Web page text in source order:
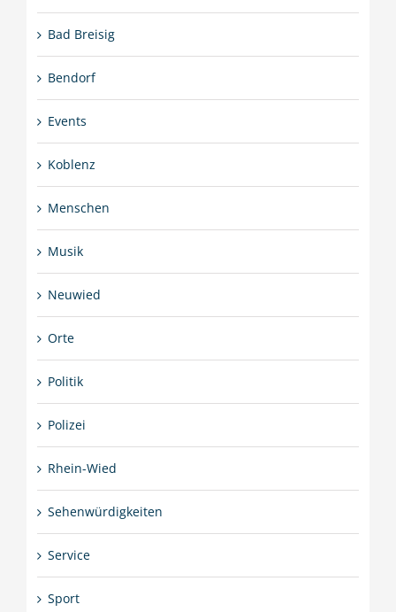
Bad Breisig
Bendorf
Events
Koblenz
Menschen
Musik
Neuwied
Orte
Politik
Polizei
Rhein-Wied
Sehenwürdigkeiten
Service
Sport